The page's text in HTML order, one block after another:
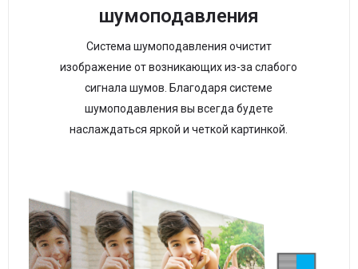
шумоподавления
Система шумоподавления очистит
изображение от возникающих из-за слабого
сигнала шумов. Благодаря системе
шумоподавления вы всегда будете
наслаждаться яркой и четкой картинкой.